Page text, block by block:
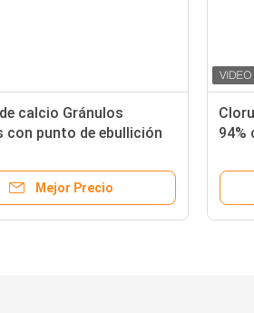
calcio Gránulos
con punto de ebullición
y neutro a
alcalino
Mejor Precio
94%